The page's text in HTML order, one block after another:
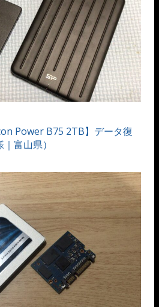
Power B75 2TB】データ復
富山県）